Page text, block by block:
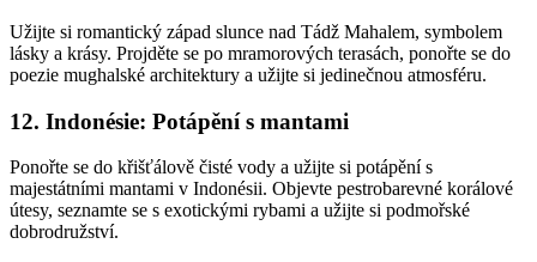
Užijte si romantický západ slunce nad Tádž Mahalem, symbolem
lásky a krásy. Projděte se po mramorových terasách, ponořte se do
poezie mughalské architektury a užijte si jedinečnou atmosféru.
12. Indonésie: Potápění s mantami
Ponořte se do křišťálově čisté vody a užijte si potápění s
majestátními mantami v Indonésii. Objevte pestrobarevné korálové
útesy, seznamte se s exotickými rybami a užijte si podmořské
dobrodružství.